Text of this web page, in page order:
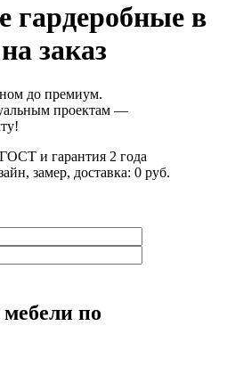
гардеробные в
заказ
до премиум.
проектам —
ГОСТ и гарантия 2 года
замер, доставка: 0 руб.
по